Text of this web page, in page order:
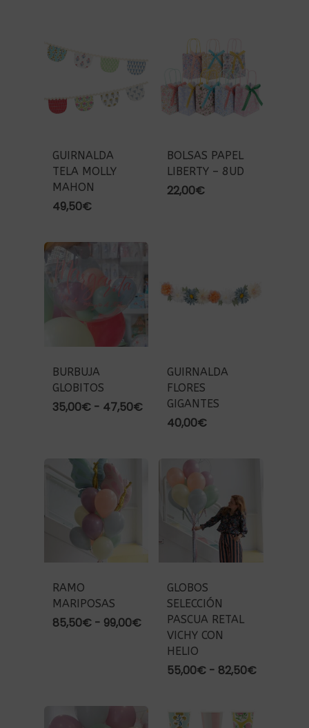
GUIRNALDA
TELA MOLLY
MAHON
49,50€
BOLSAS PAPEL
LIBERTY – 8UD
22,00€
BURBUJA
GLOBITOS
35,00€ - 47,50€Rango
GUIRNALDA
FLORES
GIGANTES
40,00€
RAMO
MARIPOSAS
85,50€ - 99,00€Rango
precios:
desde
99,00€
GLOBOS
SELECCIÓN
PASCUA RETAL
VICHY CON
HELIO
55,00€ - 82,50€Rango